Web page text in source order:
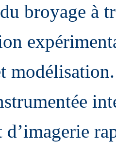
broyage à
d’imagerie